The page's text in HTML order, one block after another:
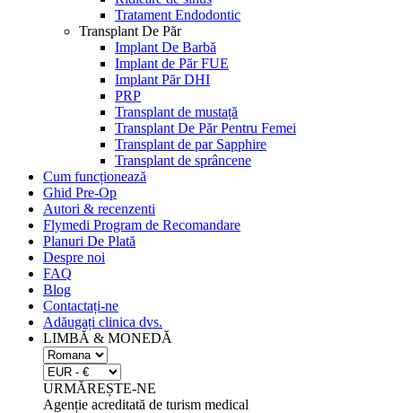
Tratament Endodontic
Transplant De Păr
Implant De Barbă
Implant de Păr FUE
Implant Păr DHI
PRP
Transplant de mustață
Transplant De Păr Pentru Femei
Transplant de par Sapphire
Transplant de sprâncene
Cum funcționează
Ghid Pre-Op
Autori & recenzenti
Flymedi Program de Recomandare
Planuri De Plată
Despre noi
FAQ
Blog
Contactați-ne
Adăugați clinica dvs.
LIMBĂ & MONEDĂ
URMĂREȘTE-NE
Agenție acreditată de turism medical